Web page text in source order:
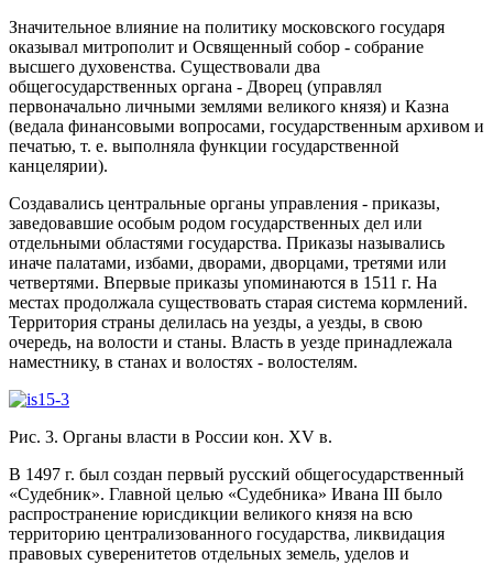
Значительное влияние на политику московского государя
оказывал митрополит и Освященный собор - собрание
высшего духовенства. Существовали два
общегосударственных органа - Дворец (управлял
первоначально личными землями великого князя) и Казна
(ведала финансовыми вопросами, государственным архивом и
печатью, т. е. выполняла функции государственной
канцелярии).
Создавались центральные органы управления - приказы,
заведовавшие особым родом государственных дел или
отдельными областями государства. Приказы назывались
иначе палатами, избами, дворами, дворцами, третями или
четвертями. Впервые приказы упоминаются в 1511 г. На
местах продолжала существовать старая система кормлений.
Территория страны делилась на уезды, а уезды, в свою
очередь, на волости и станы. Власть в уезде принадлежала
наместнику, в станах и волостях - волостелям.
Рис. 3. Органы власти в России кон. XV в.
В 1497 г. был создан первый русский общегосударственный
«Судебник». Главной целью «Судебника» Ивана III было
распространение юрисдикции великого князя на всю
территорию централизованного государства, ликвидация
правовых суверенитетов отдельных земель, уделов и